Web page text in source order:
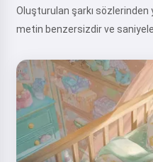
Oluşturulan şarkı sözlerinden
metin benzersizdir ve